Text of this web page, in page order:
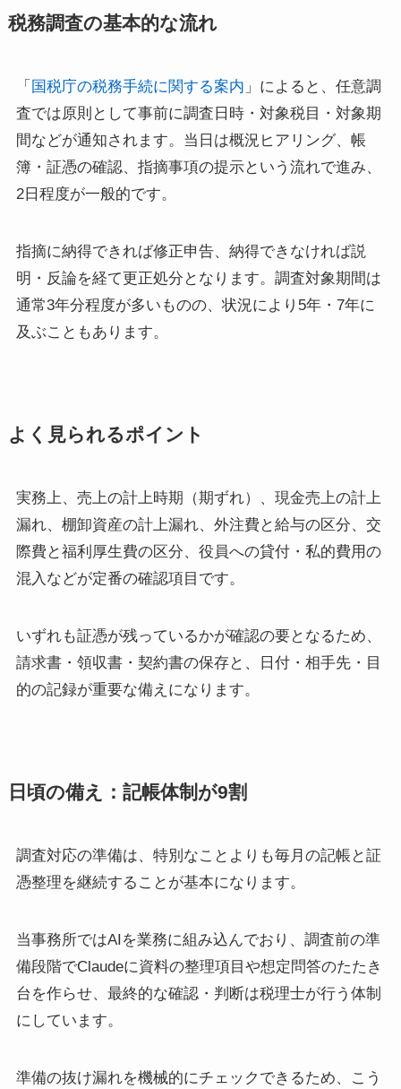
税務調査の基本的な流れ
「 国税庁の税務手続に関する案内 」によると、任意調
査では原則として事前に調査日時・対象税目・対象期
間などが通知されます。当日は概況ヒアリング、帳
簿・証憑の確認、指摘事項の提示という流れで進み、
2日程度が一般的です。
指摘に納得できれば修正申告、納得できなければ説
明・反論を経て更正処分となります。調査対象期間は
通常3年分程度が多いものの、状況により5年・7年に
及ぶこともあります。
よく見られるポイント
実務上、売上の計上時期（期ずれ）、現金売上の計上
漏れ、棚卸資産の計上漏れ、外注費と給与の区分、交
際費と福利厚生費の区分、役員への貸付・私的費用の
混入などが定番の確認項目です。
いずれも証憑が残っているかが確認の要となるため、
請求書・領収書・契約書の保存と、日付・相手先・目
的の記録が重要な備えになります。
日頃の備え：記帳体制が9割
調査対応の準備は、特別なことよりも毎月の記帳と証
憑整理を継続することが基本になります。
当事務所ではAIを業務に組み込んでおり、調査前の準
備段階でClaudeに資料の整理項目や想定問答のたたき
台を作らせ、最終的な確認・判断は税理士が行う体制
にしています。
準備の抜け漏れを機械的にチェックできるため、こう